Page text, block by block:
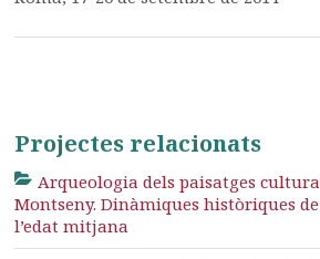
Projectes relacionats
Arqueologia dels paisatges
Montseny. Dinàmiques històriques
l’edat mitjana